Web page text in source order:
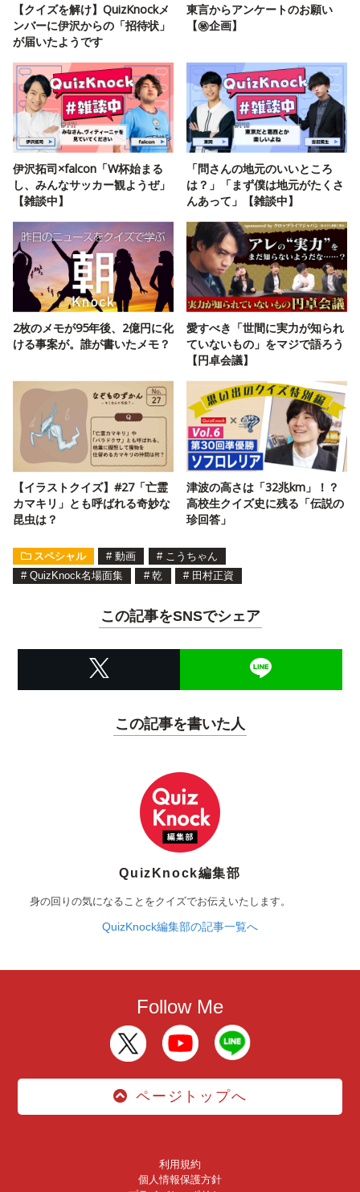
【クイズを解け】QuizKnockメ
ンバーに伊沢からの「招待状」
が届いたようです
東言からアンケートのお願い
【㊙️企画】
伊沢拓司×falcon「W杯始まる
し、みんなサッカー観ようぜ」
【雑談中】
「問さんの地元のいいところ
は？」「まず僕は地元がたくさ
んあって」【雑談中】
2枚のメモが95年後、2億円に化
ける事案が。誰が書いたメモ？
愛すべき「世間に実力が知られ
ていないもの」をマジで語ろう
【円卓会議】
【イラストクイズ】#27「亡霊
カマキリ」とも呼ばれる奇妙な
昆虫は？
津波の高さは「32兆km」！？
高校生クイズ史に残る「伝説の
珍回答」
スペシャル # 動画 # こうちゃん
# QuizKnock名場面集 # 乾 # 田村正資
この記事をSNSでシェア
この記事を書いた人
QuizKnock編集部
身の回りの気になることをクイズでお伝えいたします。
QuizKnock編集部の記事一覧へ
Follow Me
ページトップへ
利用規約
個人情報保護方針